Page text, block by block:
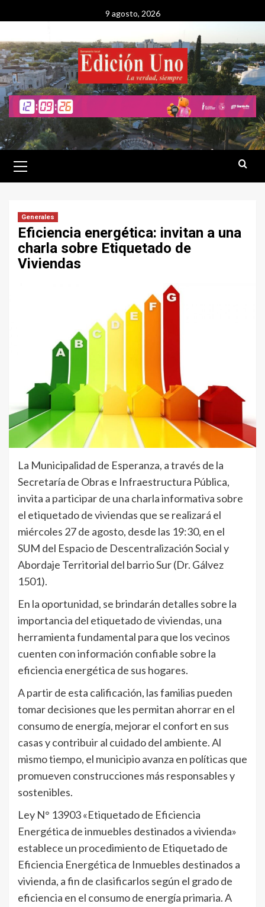
al
9 agosto, 2026
primario
Generales
Eficiencia energética: invitan a una
charla sobre Etiquetado de
Viviendas
La Municipalidad de Esperanza, a través de la
Secretaría de Obras e Infraestructura Pública,
invita a participar de una charla informativa sobre
el etiquetado de viviendas que se realizará el
miércoles 27 de agosto, desde las 19:30, en el
SUM del Espacio de Descentralización Social y
Abordaje Territorial del barrio Sur (Dr. Gálvez
1501).
En la oportunidad, se brindarán detalles sobre la
importancia del etiquetado de viviendas, una
herramienta fundamental para que los vecinos
cuenten con información confiable sobre la
eficiencia energética de sus hogares.
A partir de esta calificación, las familias pueden
tomar decisiones que les permitan ahorrar en el
consumo de energía, mejorar el confort en sus
casas y contribuir al cuidado del ambiente. Al
mismo tiempo, el municipio avanza en políticas que
promueven construcciones más responsables y
sostenibles.
Ley N° 13903 «Etiquetado de Eficiencia
Energética de inmuebles destinados a vivienda»
establece un procedimiento de Etiquetado de
Eficiencia Energética de Inmuebles destinados a
vivienda, a fin de clasificarlos según el grado de
eficiencia en el consumo de energía primaria. A